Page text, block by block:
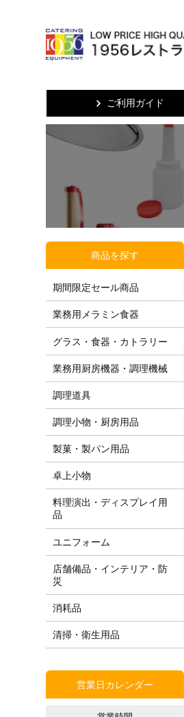
ご利用ガイド
商品を探す
期間限定セール商品
業務用メラミン食器
グラス・食器・カトラリー
業務用厨房機器・調理機械
調理道具
調理小物・厨房用品
製菓・製パン用品
卓上小物
料理演出・ディスプレイ用
品
ユニフォーム
店舗備品・インテリア・防
災
消耗品
清掃・衛生用品
営業日カレンダー